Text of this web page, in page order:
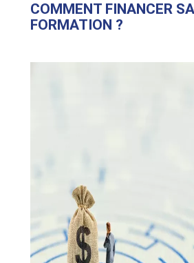
COMMENT FINANCER SA
FORMATION ?